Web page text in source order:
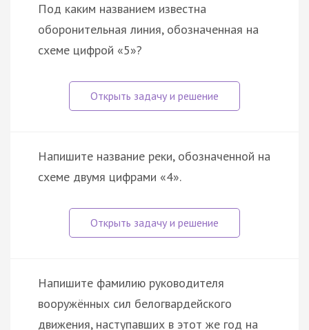
Под каким названием известна
оборонительная линия, обозначенная на
схеме цифрой «5»?
Напишите название реки, обозначенной на
схеме двумя цифрами «4».
Напишите фамилию руководителя
вооружённых сил белогвардейского
движения, наступавших в этот же год на